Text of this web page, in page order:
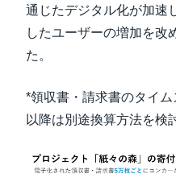
通じたデジタル化が加速
したユーザーの増加を改
た。
*領収書・請求書のタイ
以降は別途換算方法を検